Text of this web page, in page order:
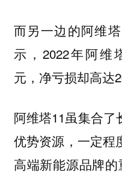
而另一边的阿维
示，2022年阿维
元，净亏损却高达
阿维塔11虽集合
优势资源，一定程
高端新能源品牌